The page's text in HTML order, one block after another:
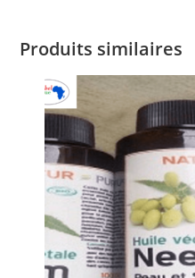
Produits similaires